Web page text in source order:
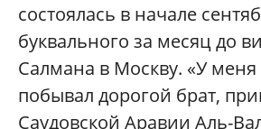
состоялась в начале
буквального за месяц до
Салмана в Москву. «У меня
побывал дорогой брат,
Саудовской Аравии Аль-